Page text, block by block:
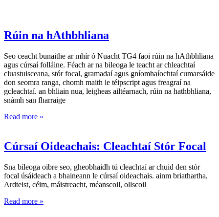
Rúin na hAthbhliana
Seo ceacht bunaithe ar mhír ó Nuacht TG4 faoi rúin na hAthbhliana
agus cúrsaí folláine. Féach ar na bileoga le teacht ar chleachtaí
cluastuisceana, stór focal, gramadaí agus gníomhaíochtaí cumarsáide
don seomra ranga, chomh maith le téipscript agus freagraí na
gcleachtaí. an bhliain nua, leigheas ailtéarnach, rúin na hathbhliana,
snámh san fharraige
Read more »
Cúrsaí Oideachais: Cleachtaí Stór Focal
Sna bileoga oibre seo, gheobhaidh tú cleachtaí ar chuid den stór
focal úsáideach a bhaineann le cúrsaí oideachais. ainm briathartha,
Ardteist, céim, máistreacht, méanscoil, ollscoil
Read more »